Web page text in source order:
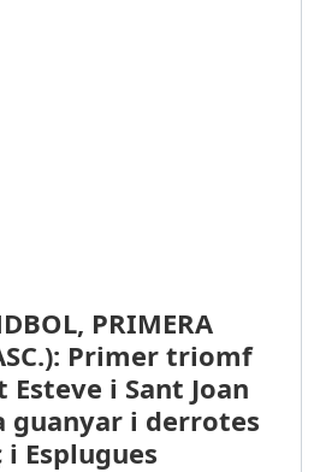
PRIMERA
Primer triomf
i Sant Joan
guanyar i derrotes
i Esplugues